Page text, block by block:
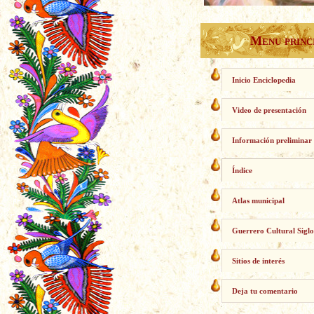
Menu
Inicio Enciclopedia
Video de presentación
Información preliminar
Índice
Atlas municipal
Guerrero Cultural
Sitios de interés
Deja tu comentario